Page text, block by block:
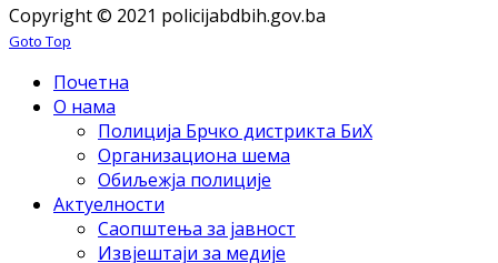
Copyright © 2021 policijabdbih.gov.ba
Goto Top
Почетна
О нама
Полиција Брчко дистрикта БиХ
Организациона шема
Обиљежја полиције
Актуелности
Саопштења за јавност
Извјештаји за медије